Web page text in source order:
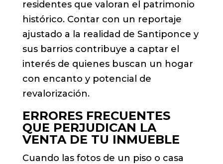
residentes que valoran el patrimonio
histórico. Contar con un reportaje
ajustado a la realidad de Santiponce y
sus barrios contribuye a captar el
interés de quienes buscan un hogar
con encanto y potencial de
revalorización.
ERRORES FRECUENTES
QUE PERJUDICAN LA
VENTA DE TU INMUEBLE
Cuando las fotos de un piso o casa